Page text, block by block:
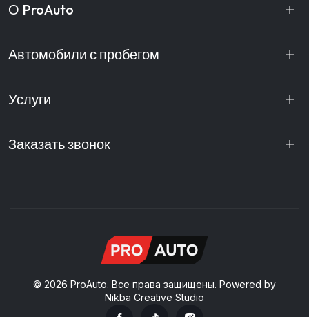
О ProAuto
Автомобили с пробегом
Услуги
Заказать звонок
© 2026 ProAuto. Все права защищены. Powered by
Nikba Creative Studio